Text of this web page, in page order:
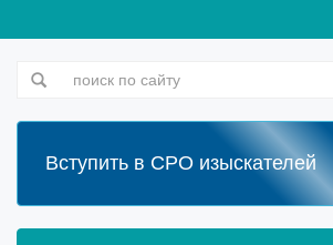
Вступить в СРО изыскателей